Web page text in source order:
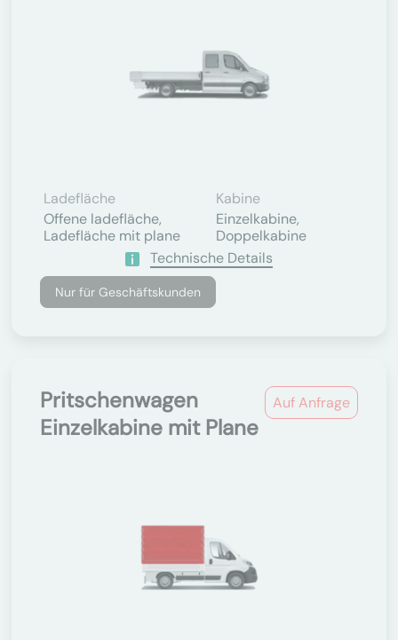
Ladefläche
Offene ladefläche,
Ladefläche mit plane
Kabine
Einzelkabine,
Doppelkabine
Technische Details
Nur für Geschäftskunden
Auf Anfrage
Pritschenwagen
Einzelkabine mit Plane